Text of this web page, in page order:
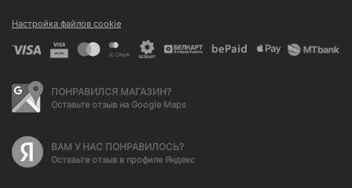
Настройка файлов cookie
ПОНРАВИЛСЯ МАГАЗИН?
Оставьте отзыв на Google Maps
ВАМ У НАС ПОНРАВИЛОСЬ?
Оставьте отзыв в профиле Яндекс